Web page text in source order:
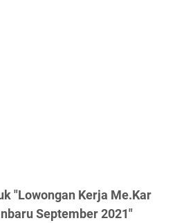
"Lowongan Kerja Me.Kar
September 2021"